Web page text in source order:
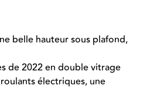
belle hauteur sous plafond,
de 2022 en double vitrage
électriques, une